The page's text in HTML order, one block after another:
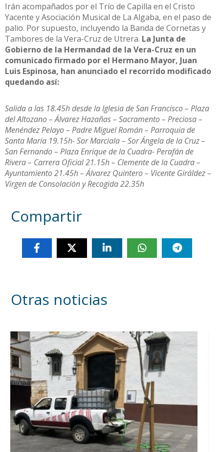
Irán acompañados por el Trío de Capilla en el Cristo
Yacente y Asociación Musical de La Algaba, en el paso de
palio. Por supuesto, incluyendo la Banda de Cornetas y
Tambores de la Vera-Cruz de Utrera. La Junta de
Gobierno de la Hermandad de la Vera-Cruz en un
comunicado firmado por el Hermano Mayor, Juan
Luis Espinosa, han anunciado el recorrido modificado
quedando así:
Salida a las 18.45h desde la Iglesia de San Francisco – Plaza
del Altozano – Álvarez Hazañas – Sacramento – Preciosa –
Menéndez Pelayo – Padre Miguel Román – Parroquia de
Santa María 19.15h- Sor Marciala – Sor Ángela de la Cruz –
San Fernando – Plaza Enrique de la Cuadra- Perafán de
Rivera – Carrera Oficial 21.15h – Clemente de la Cuadra –
Ayuntamiento 21.45h – Álvarez Quintero – Vicente Giráldez –
Virgen de Consolación y Recogida 22.35h
Compartir
Otras noticias